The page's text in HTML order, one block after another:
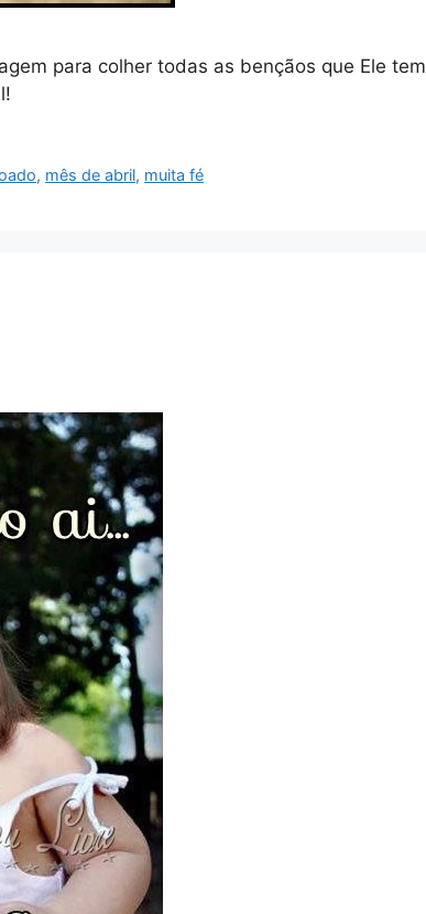
para colher todas as bençãos que Ele tem
, mês de abril, muita fé